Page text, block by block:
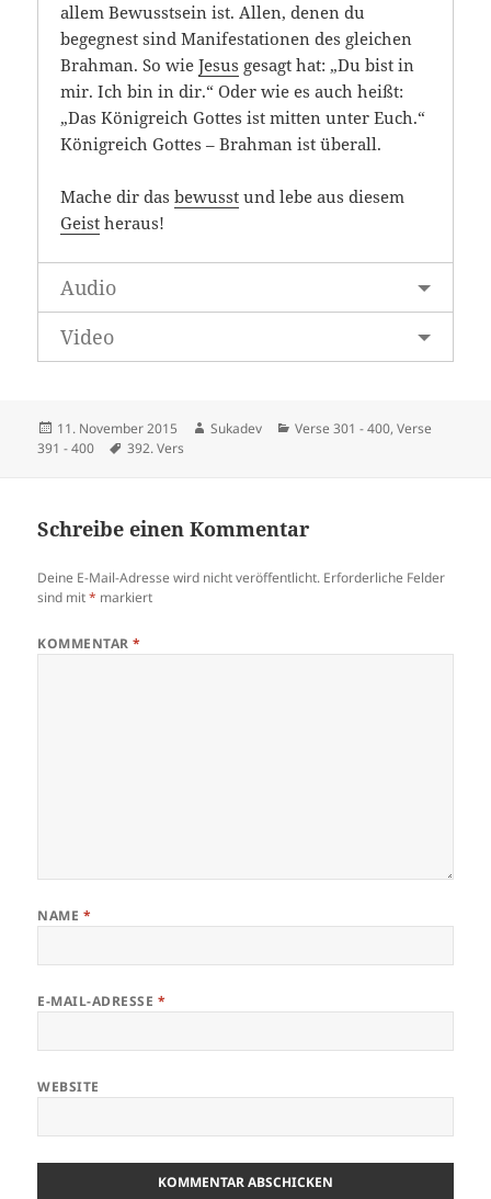
allem Bewusstsein ist. Allen, denen du
begegnest sind Manifestationen des gleichen
Brahman. So wieJesus gesagt hat: „Du bist in
mir. Ich bin in dir.“ Oder wie es auch heißt:
„Das Königreich Gottes ist mitten unter Euch.“
Königreich Gottes – Brahman ist überall.
Mache dir dasbewusst und lebe aus diesem
Geist heraus!
Audio
Video
Veröffentlicht
am
11. November 2015 Autor
Sukadev Kategorien
Verse 301 - 400,Verse
391 - 400
Schlagwörter
392. Vers
Schreibe einen Kommentar
Deine E-Mail-Adresse wird nicht veröffentlicht. Erforderliche Felder
sind mit* markiert
KOMMENTAR*
NAME *
E-MAIL-ADRESSE *
WEBSITE